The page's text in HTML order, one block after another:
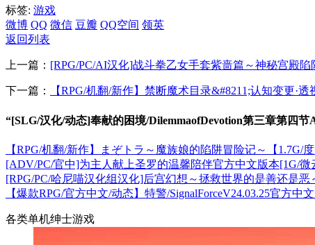
标签: 游戏
微博 QQ 微信 豆瓣 QQ空间 领英
返回列表
上一篇： [RPG/PC/AI汉化]战斗拳乙女手套紫啬篇～神秘宫殿
下一篇： 【RPG/机翻/新作】禁断魔术目录&#8211;认知变更·透
“[SLG/汉化/动态]奉献的困境/DilemmaofDevotion第三章第四
【RPG/机翻/新作】まぞトラ～魔族娘的陷阱冒险记～【1.7G/度
[ADV/PC/官中]为主人献上圣罗的温馨陪伴官方中文版本[1G/微
[RPG/PC/哈尼喵汉化组汉化]后宫幻想～拯救世界的是善还是
【爆款RPG/官方中文/动态】特警/SignalForceV24.03.25官方中
各类单机绅士游戏